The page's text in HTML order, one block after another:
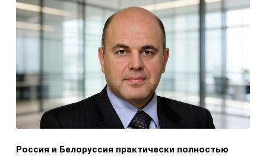
Россия и Белоруссия практически полностью